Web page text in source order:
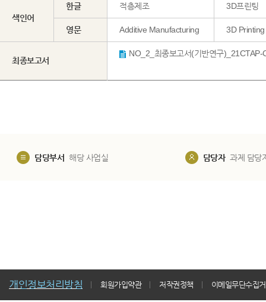
색인어
한글 적층제조 3D프린팅
영문 Additive Manufacturing 3D Printing
최종보고서
담당부서 해당 사업실 담당자 과제 담당
개인정보처리방침 회원가입약관 저작권정책 이메일무단수집